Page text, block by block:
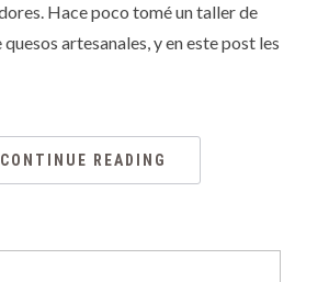
Hace poco tomé un taller de
artesanales, y en este post les
CONTINUE READING